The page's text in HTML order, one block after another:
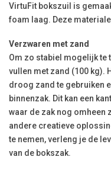
VirtuFit bokszuil is
foam laag. Deze
Verzwaren met zand
Om zo stabiel mogelijk te
vullen met zand (100 kg).
droog zand te gebruiken
binnenzak. Dit kan een
waar de zak nog omheen
andere creatieve
te nemen, verleng je de
van de bokszak.